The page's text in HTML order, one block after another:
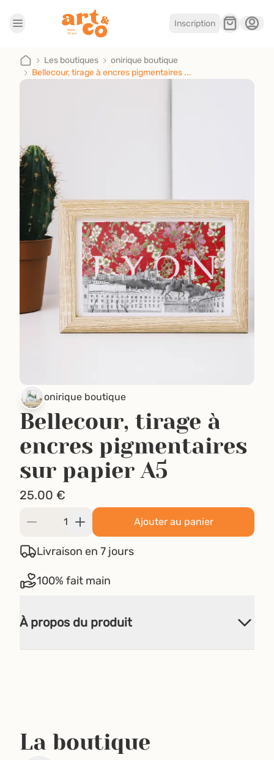
Inscription
Les boutiques
Je suis artisan
Les boutiques
onirique boutique
Bellecour, tirage à encres pigmentaires ...
onirique boutique
Bellecour, tirage à
encres pigmentaires
sur papier A5
25.00 €
Ajouter au panier
Livraison en 7 jours
100% fait main
À propos du produit
La boutique